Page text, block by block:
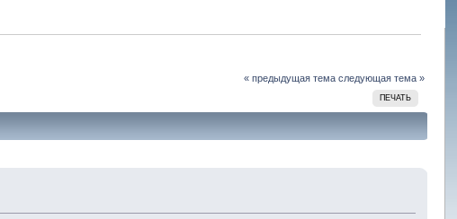
« предыдущая тема следующая тема »
ПЕЧАТЬ